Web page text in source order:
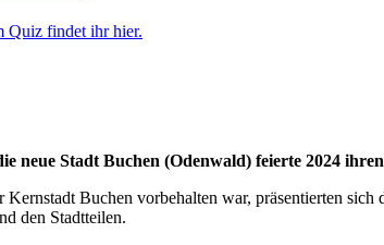
Quiz findet ihr hier.
neue Stadt Buchen (Odenwald) feierte 2024
Buchen vorbehalten war, präsentierten sich
den Stadtteilen.